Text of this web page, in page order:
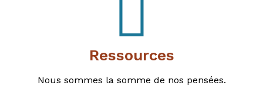
Ressources
Nous sommes la somme de nos pensées.